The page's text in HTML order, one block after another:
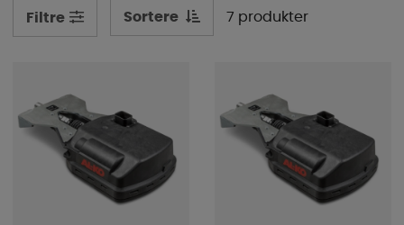
Filtre Sortere 7 produkter